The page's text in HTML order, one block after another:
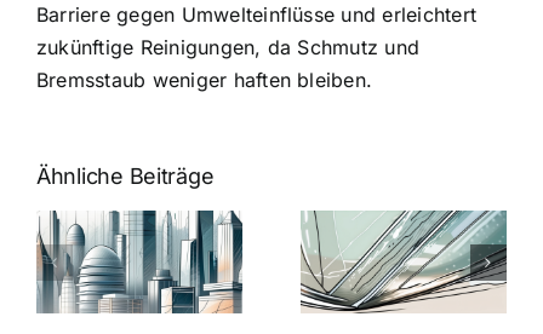
Barriere gegen Umwelteinflüsse und erleichtert
zukünftige Reinigungen, da Schmutz und
Bremsstaub weniger haften bleiben.
Ähnliche Beiträge
5 Gründe,
warum
Nanoversiegelung
auf Glas
7
Expertentipps
für maximale